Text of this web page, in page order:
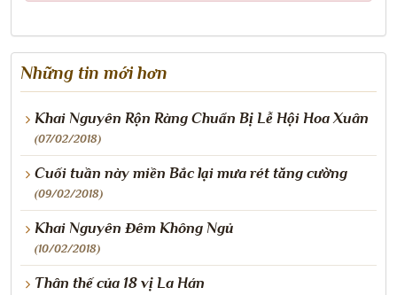
Những tin mới hơn
Khai Nguyên Rộn Ràng Chuẩn Bị Lễ Hội Hoa Xuân
(07/02/2018)
Cuối tuần này miền Bắc lại mưa rét tăng cường
(09/02/2018)
Khai Nguyên Đêm Không Ngủ
(10/02/2018)
Thân thế của 18 vị La Hán